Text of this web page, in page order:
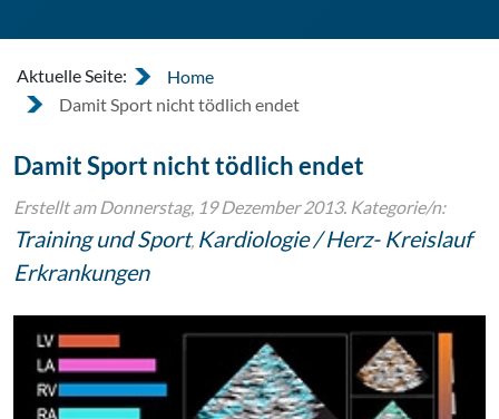
Aktuelle Seite:
Home
Damit Sport nicht tödlich endet
Damit Sport nicht tödlich endet
Erstellt am Donnerstag, 19 Dezember 2013. Kategorie/n:
Training und Sport, Kardiologie / Herz- Kreislauf
Erkrankungen